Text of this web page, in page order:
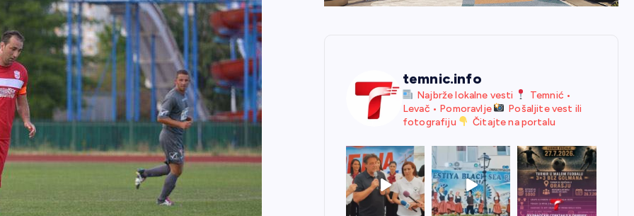
temnic.info
Najbrže lokalne vesti
Temnić •
Levač • Pomoravlje
Pošaljite vest ili
fotografiju
Čitajte na portalu